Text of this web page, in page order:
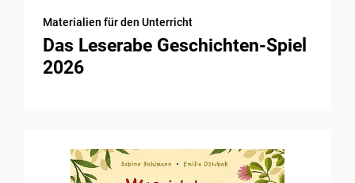
Materialien für den Unterricht
Das Leserabe Geschichten-Spiel
2026